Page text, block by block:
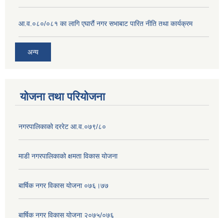
आ.व.०८०/०८१ का लागि एघारौं नगर सभाबाट पारित नीति तथा कार्यक्रम
अन्य
योजना तथा परियोजना
नगरपालिकाको दररेट आ.व.०७९/८०
माडी नगरपालिकाको क्षमता विकास योजना
बार्षिक नगर विकास योजना ०७६।७७
बार्षिक नगर विकास योजना २०७५/०७६